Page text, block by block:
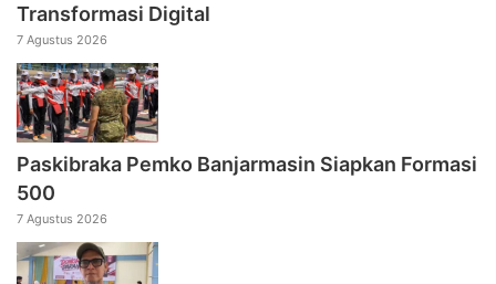
Transformasi Digital
7 Agustus 2026
Paskibraka Pemko Banjarmasin Siapkan Formasi
500
7 Agustus 2026